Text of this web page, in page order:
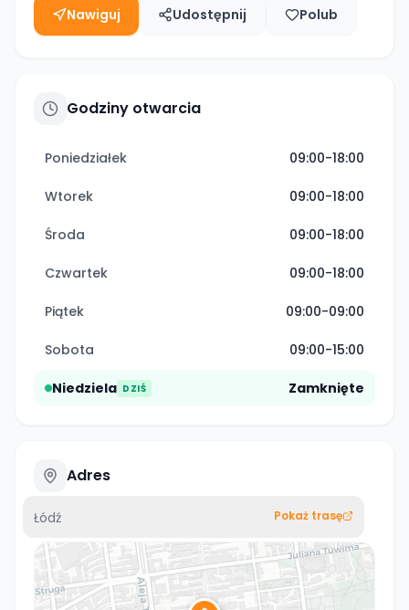
Nawiguj Udostępnij Polub
Godziny otwarcia
Poniedziałek 09:00-18:00
Wtorek 09:00-18:00
Środa 09:00-18:00
Czwartek 09:00-18:00
Piątek 09:00-09:00
Sobota 09:00-15:00
Niedziela DZIŚ Zamknięte
Adres
Łódź Pokaż trasę